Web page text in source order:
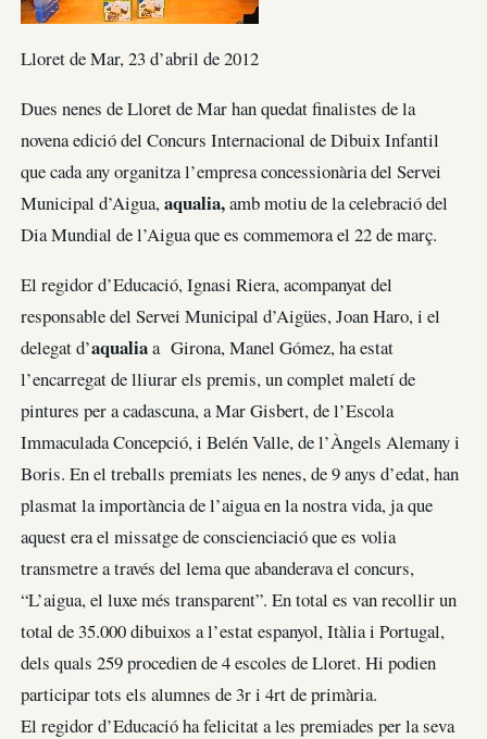
Lloret de Mar, 23 d’abril de 2012
Dues nenes de Lloret de Mar han quedat finalistes de la
novena edició del Concurs Internacional de Dibuix Infantil
que cada any organitza l’empresa concessionària del Servei
Municipal d’Aigua,aqualia,amb motiu de la celebració del
Dia Mundial de l’Aigua que es commemora el 22 de març.
El regidor d’Educació, Ignasi Riera, acompanyat del
responsable del Servei Municipal d’Aigües, Joan Haro, i el
delegat d’aqualiaa Girona, Manel Gómez, ha estat
l’encarregat de lliurar els premis, un complet maletí de
pintures per a cadascuna, a Mar Gisbert, de l’Escola
Immaculada Concepció, i Belén Valle, de l’Àngels Alemany i
Boris. En el treballs premiats les nenes, de 9 anys d’edat, han
plasmat la importància de l’aigua en la nostra vida, ja que
aquest era el missatge de conscienciació que es volia
transmetre a través del lema que abanderava el concurs,
“L’aigua, el luxe més transparent”. En total es van recollir un
total de 35.000 dibuixos a l’estat espanyol, Itàlia i Portugal,
dels quals 259 procedien de 4 escoles de Lloret. Hi podien
participar tots els alumnes de 3r i 4rt de primària.
El regidor d’Educació ha felicitat a les premiades per la seva